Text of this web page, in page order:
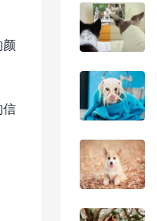
颜
信